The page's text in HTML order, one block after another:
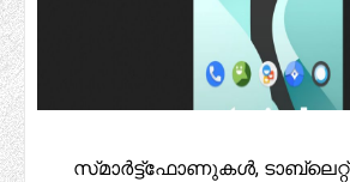
സ്‌മാർട്ട്‌ഫോണുകൾ, ടാബ്‌ലെറ്റ്